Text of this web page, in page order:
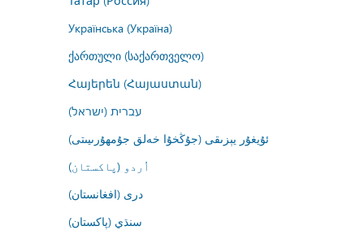
Українська (Україна)
ქართული (საქართველო)
Հայերեն (Հայաստան)
עברית (ישראל)
ئۇيغۇر يېزىقى (جۇڭخۇا خەلق جۇمھۇرىيىتى)
اُردو (پاکستان)
درى (افغانستان)
سنڌي (پاکستان)